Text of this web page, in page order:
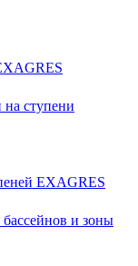
ступени
EXAGRES
и зоны